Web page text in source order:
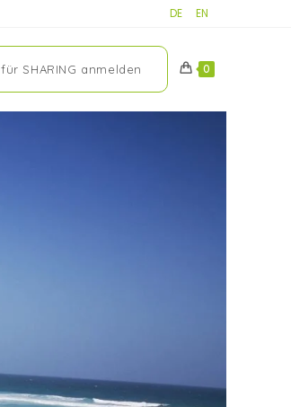
DE EN
für SHARING anmelden 0